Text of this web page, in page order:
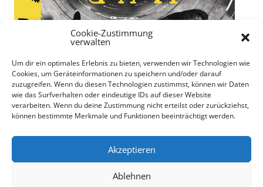
Cookie-Zustimmung
verwalten
Um dir ein optimales Erlebnis zu bieten, verwenden wir Technologien wie
Cookies, um Geräteinformationen zu speichern und/oder darauf
zuzugreifen. Wenn du diesen Technologien zustimmst, können wir Daten
wie das Surfverhalten oder eindeutige IDs auf dieser Website
verarbeiten. Wenn du deine Zustimmung nicht erteilst oder zurückziehst,
können bestimmte Merkmale und Funktionen beeinträchtigt werden.
Akzeptieren
Ablehnen
71 von 195 Seiten gelesen